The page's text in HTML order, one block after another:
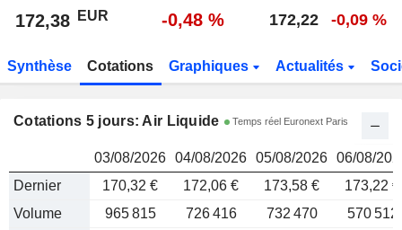
172,38 EUR -0,48 % 172,22 -0,09 %
Synthèse Cotations Graphiques Actualités
Cotations 5 jours: Air Liquide Temps réel Euronext Paris
03/08/2026 04/08/2026 05/08/2026 06/08/
Dernier
170,32 € 172,06 € 173,58 €
173,22 €
Volume
965 815 726 416 732 470
570 512